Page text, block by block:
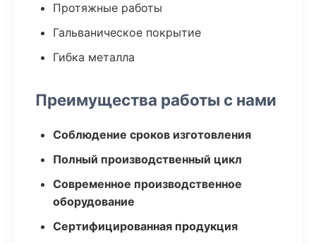
Протяжные работы
Гальваническое покрытие
Гибка металла
Преимущества работы с нами
Соблюдение сроков изготовления
Полный производственный цикл
Современное производственное
оборудование
Сертифицированная продукция